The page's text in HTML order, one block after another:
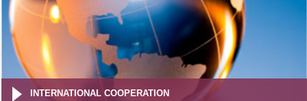
INTERNATIONAL COOPERATION